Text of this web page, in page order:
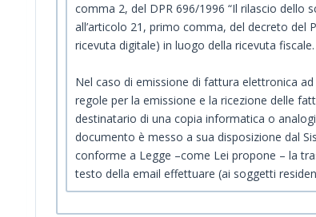
comma 2, del DPR 696/1996 “Il rilascio dello
all’articolo 21, primo comma, del decreto del
ricevuta digitale) in luogo della ricevuta fiscale.
Nel caso di emissione di fattura elettronica
regole per la emissione e la ricezione delle
destinatario di una copia informatica o
documento è messo a sua disposizione dal
conforme a Legge –come Lei propone – la
testo della email effettuare (ai soggetti